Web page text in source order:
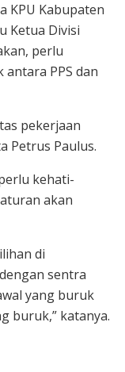
KPU Kabupaten
Ketua Divisi
perlu
PPS dan
pekerjaan
Petrus Paulus.
kehati-
akan
di
sentra
yang buruk
buruk,” katanya.